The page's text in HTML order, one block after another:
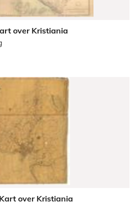
over Kristiania
over Kristiania